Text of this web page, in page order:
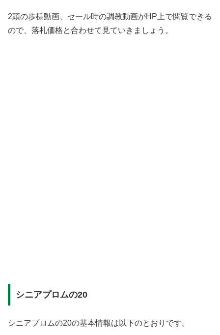
2頭の歩様動画、セール時の調教動画がHP上で閲覧できる
ので、落札価格と合わせて見ていきましょう。
シニアプロムの20
シニアプロムの20の基本情報は以下のとおりです。